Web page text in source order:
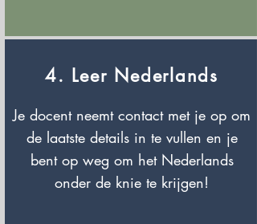
4. Leer Nederlands
Je docent neemt contact met je op om
de laatste details in te vullen en je
bent op weg om het Nederlands
onder de knie te krijgen!